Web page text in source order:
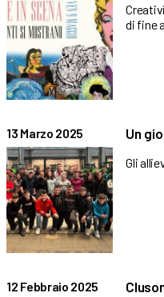
di fine
13 Marzo 2025 Un
Gli
12 Febbraio 2025